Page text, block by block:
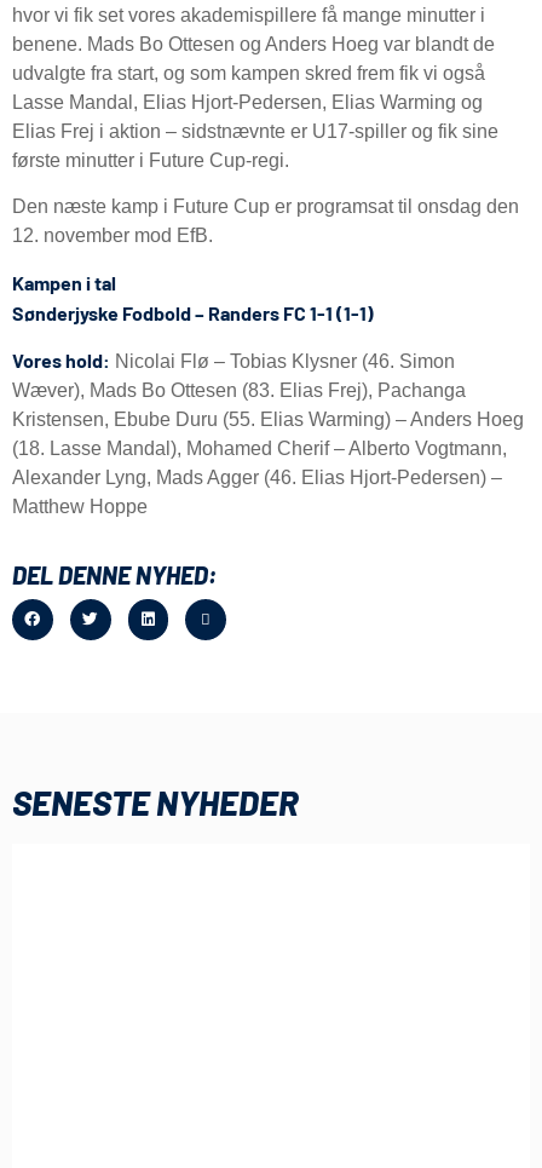
hvor vi fik set vores akademispillere få mange minutter i
benene. Mads Bo Ottesen og Anders Hoeg var blandt de
udvalgte fra start, og som kampen skred frem fik vi også
Lasse Mandal, Elias Hjort-Pedersen, Elias Warming og
Elias Frej i aktion – sidstnævnte er U17-spiller og fik sine
første minutter i Future Cup-regi.
Den næste kamp i Future Cup er programsat til onsdag den
12. november mod EfB.
Kampen i tal
Sønderjyske Fodbold – Randers FC 1-1 (1-1)
Vores hold: Nicolai Flø – Tobias Klysner (46. Simon
Wæver), Mads Bo Ottesen (83. Elias Frej), Pachanga
Kristensen, Ebube Duru (55. Elias Warming) – Anders Hoeg
(18. Lasse Mandal), Mohamed Cherif – Alberto Vogtmann,
Alexander Lyng, Mads Agger (46. Elias Hjort-Pedersen) –
Matthew Hoppe
DEL DENNE NYHED:
SENESTE NYHEDER